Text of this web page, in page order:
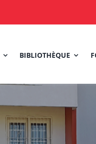
BIBLIOTHÈQUE